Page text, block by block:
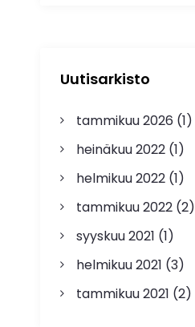
Uutisarkisto
tammikuu 2026 (1)
heinäkuu 2022(1)
helmikuu 2022(1)
tammikuu 2022(2)
syyskuu 2021 (1)
helmikuu 2021 (3)
tammikuu 2021 (2)